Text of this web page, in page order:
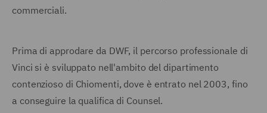
commerciali.
Prima di approdare da DWF, il percorso professionale di
Vinci si è sviluppato nell'ambito del dipartimento
contenzioso di Chiomenti, dove è entrato nel 2003, fino
a conseguire la qualifica di Counsel.